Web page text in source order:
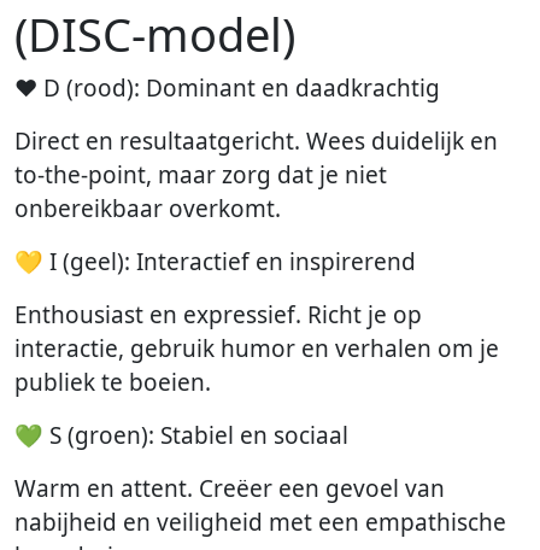
(DISC-model)
❤️ D (rood): Dominant en daadkrachtig
Direct en resultaatgericht. Wees duidelijk en
to-the-point, maar zorg dat je niet
onbereikbaar overkomt.
💛 I (geel): Interactief en inspirerend
Enthousiast en expressief. Richt je op
interactie, gebruik humor en verhalen om je
publiek te boeien.
💚 S (groen): Stabiel en sociaal
Warm en attent. Creëer een gevoel van
nabijheid en veiligheid met een empathische